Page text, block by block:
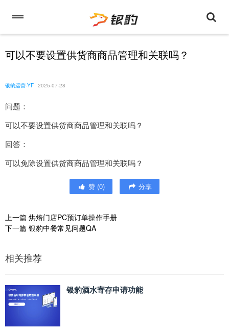
可以不要设置供货商商品管理和关联吗？
银豹运营-YF 2025-07-28
问题：
可以不要设置供货商商品管理和关联吗？
回答：
可以免除设置供货商商品管理和关联吗？
赞 (0) 分享
上一篇 烘焙门店PC预订单操作手册
下一篇 银豹中餐常见问题QA
相关推荐
银豹酒水寄存申请功能